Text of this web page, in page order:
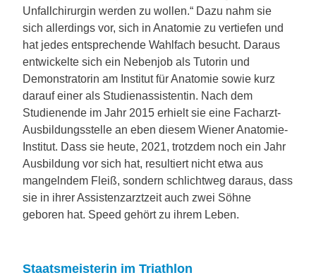
Unfallchirurgin werden zu wollen.“ Dazu nahm sie
sich allerdings vor, sich in Anatomie zu vertiefen und
hat jedes entsprechende Wahlfach besucht. Daraus
entwickelte sich ein Nebenjob als Tutorin und
Demonstratorin am Institut für Anatomie sowie kurz
darauf einer als Studienassistentin. Nach dem
Studienende im Jahr 2015 erhielt sie eine Facharzt-
Ausbildungsstelle an eben diesem Wiener Anatomie-
Institut. Dass sie heute, 2021, trotzdem noch ein Jahr
Ausbildung vor sich hat, resultiert nicht etwa aus
mangelndem Fleiß, sondern schlichtweg daraus, dass
sie in ihrer Assistenzarztzeit auch zwei Söhne
geboren hat. Speed gehört zu ihrem Leben.
Staatsmeisterin im Triathlon